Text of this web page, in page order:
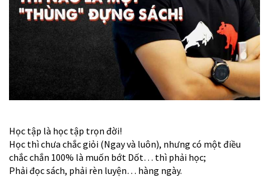
Học tập là học tập trọn đời!
Học thì chưa chắc giỏi (Ngay và luôn), nhưng có một điều
chắc chắn 100% là muốn bớt Dốt… thì phải học;
Phải đọc sách, phải rèn luyện… hàng ngày.